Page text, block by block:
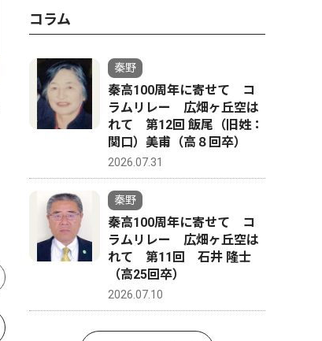
スポーツ
2026.07.31
延長戦制しコメッツ優勝 な
かしん旗争奪野球大会
ク「The
版
コラム
秦野
秦高100周年に寄せて コ
ラムリレー 広畑ヶ丘空は
れて 第12回 飯尾（旧姓：
関口）美甫（高８回卒）
2026.07.31
秦野
秦高100周年に寄せて コ
ラムリレー 広畑ヶ丘空は
れて 第11回 石井 隆士
（高25回卒）
2026.07.10